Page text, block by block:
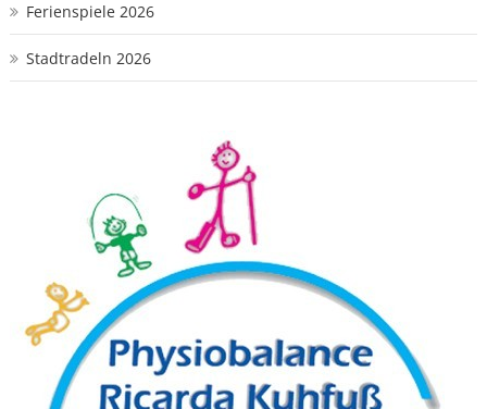
Ferienspiele 2026
Stadtradeln 2026